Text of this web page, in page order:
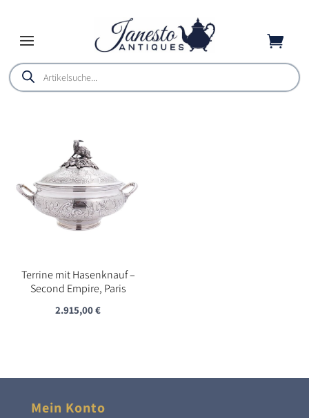

Products
search
Terrine mit Hasenknauf –
Second Empire, Paris
2.915,00€
Mein Konto